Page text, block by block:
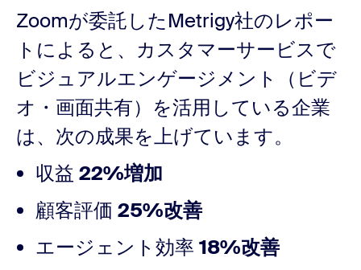
Zoomが委託したMetrigy社のレポー
トによると、カスタマーサービスで
ビジュアルエンゲージメント（ビデ
オ・画面共有）を活用している企業
は、次の成果を上げています。
収益 22%増加
顧客評価 25%改善
エージェント効率 18%改善